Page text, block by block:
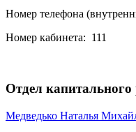
Номер телефона
Номер кабинета: 111
Отдел
Медведько Наталья